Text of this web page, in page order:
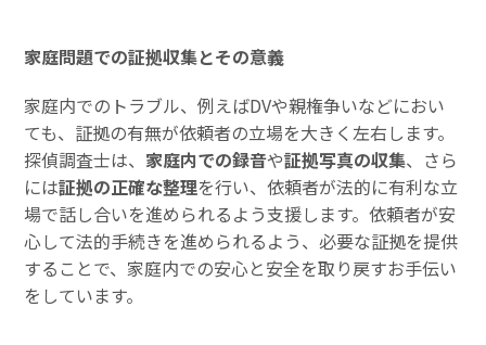
家庭問題での証拠収集とその意義
家庭内でのトラブル、例えばDVや親権争いなどにおい
ても、証拠の有無が依頼者の立場を大きく左右します。
探偵調査士は、 家庭内での録音や証拠写真の収集、さら
には証拠の正確な整理を行い、依頼者が法的に有利な立
場で話し合いを進められるよう支援します。依頼者が安
心して法的手続きを進められるよう、必要な証拠を提供
することで、家庭内での安心と安全を取り戻すお手伝い
をしています。